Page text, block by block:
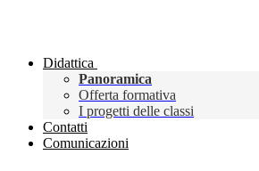
Didattica
Panoramica
Offerta formativa
I progetti delle classi
Contatti
Comunicazioni